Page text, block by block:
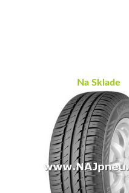
Na Sklade